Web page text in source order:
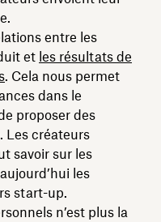
entre les
et les résultats de
. Cela nous permet
dans le
proposer des
Les créateurs
savoir sur les
les
start-up.
n’est plus la